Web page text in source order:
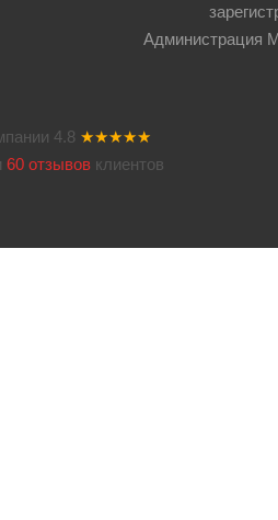
Администрация
4.8 ★★★★★
60 отзывов клиентов